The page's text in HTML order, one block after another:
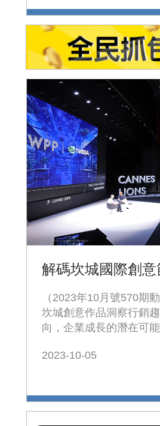
解碼坎城國際創意
（2023年10月號570期
坎城創意作品洞察行銷
向，企業成長的潛在可能
2023-10-05